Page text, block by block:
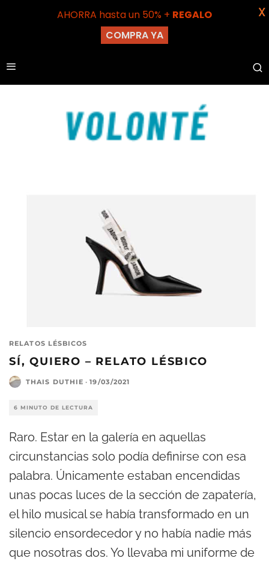
RELATOS LÉSBICOS
SÍ, QUIERO – RELATO LÉSBICO
THAIS DUTHIE · 19/03/2021
6 MINUTO DE LECTURA
Raro. Estar en la galería en aquellas
circunstancias solo podía definirse con esa
palabra. Únicamente estaban encendidas
unas pocas luces de la sección de zapatería,
el hilo musical se había transformado en un
silencio ensordecedor y no había nadie más
que nosotras dos. Yo llevaba mi uniforme de
AHORRA hasta un 50% + REGALO
COMPRA YA
X